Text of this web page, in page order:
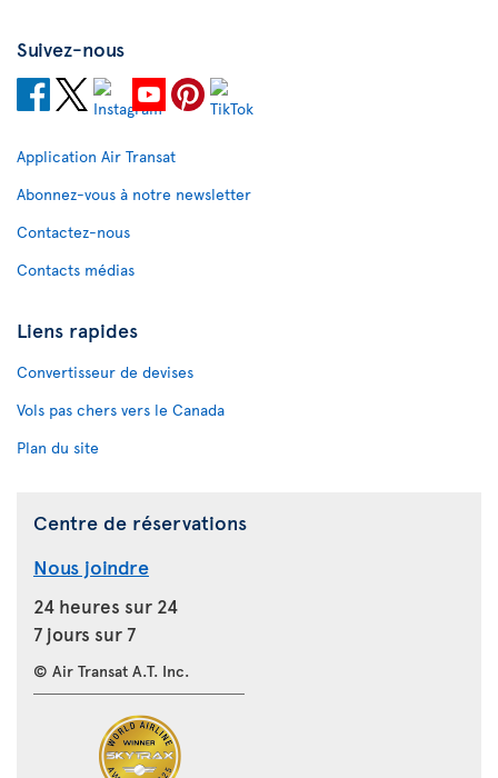
Suivez-nous
Application Air Transat
Abonnez-vous à notre newsletter
Contactez-nous
Contacts médias
Liens rapides
Convertisseur de devises
Vols pas chers vers le Canada
Plan du site
Centre de réservations
Nous joindre
24 heures sur 24
7 jours sur 7
© Air Transat A.T. Inc.